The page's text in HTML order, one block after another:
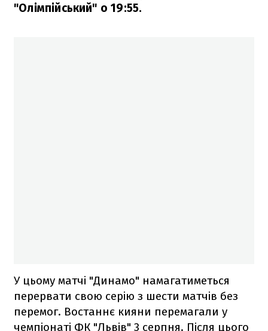
"Олімпійський" о 19:55.
У цьому матчі "Динамо" намагатиметься
перервати свою серію з шести матчів без
перемог. Востаннє кияни перемагали у
чемпіонаті ФК "Львів" 3 серпня. Після цього